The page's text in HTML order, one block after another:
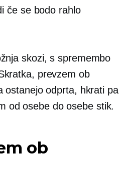
če se bodo rahlo
skozi, s spremembo
prevzem ob
ostanejo odprta, hkrati pa
od osebe do osebestik.
ob